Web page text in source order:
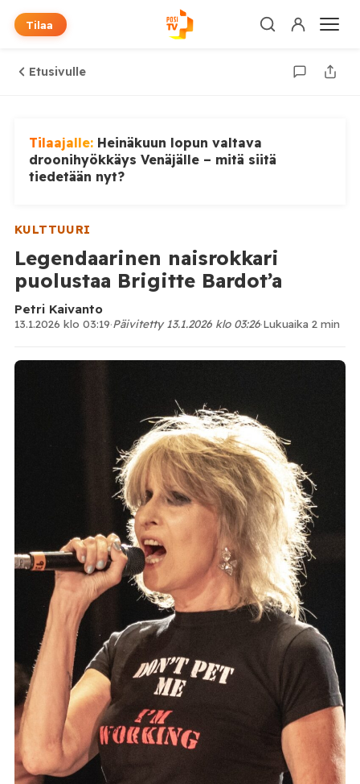
Tilaa
Etusivulle
Tilaajalle: Heinäkuun lopun valtava
droonihyökkäys Venäjälle – mitä siitä
tiedetään nyt?
KULTTUURI
Legendaarinen naisrokkari
puolustaa Brigitte Bardot’a
Petri Kaivanto
13.1.2026 klo 03:19·Päivitetty 13.1.2026 klo 03:26·Lukuaika 2 min